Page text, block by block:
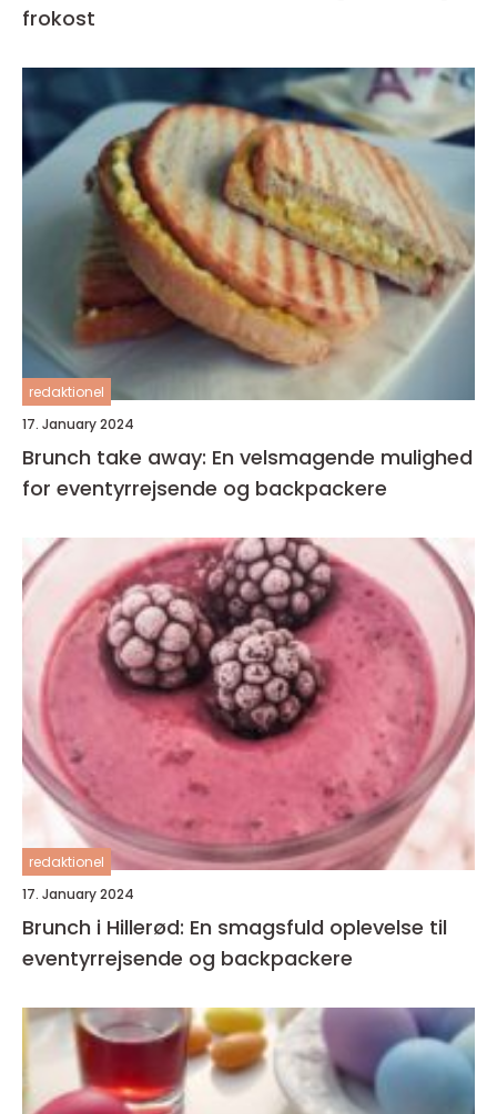
frokost
redaktionel
17. January 2024
Brunch take away: En velsmagende mulighed
for eventyrrejsende og backpackere
redaktionel
17. January 2024
Brunch i Hillerød: En smagsfuld oplevelse til
eventyrrejsende og backpackere